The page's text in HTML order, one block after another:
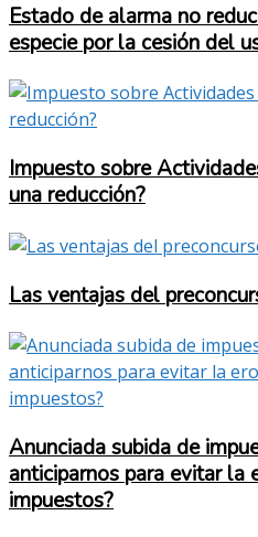
Estado de alarma no
especie por la cesión del
Impuesto sobre
una reducción?
Las ventajas del
Anunciada subida de
anticiparnos para evitar la
impuestos?